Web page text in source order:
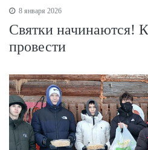
8 января 2026
Святки начинаются!
провести